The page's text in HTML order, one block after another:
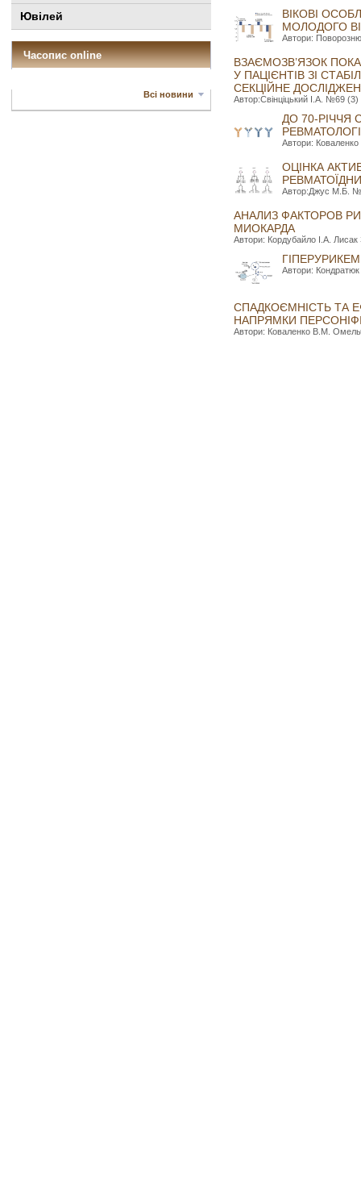
Ювілей
Часопис online
Всі новини
ВІКОВІ
МОЛОДОГО
Автори:
ВЗАЄМОЗВ’ЯЗОК
У ПАЦІЄНТІВ ЗІ
СЕКЦІЙНЕ
Автор:Свінціцький І.А. №69
ДО 70-РІЧЧЯ
Автори:
ОЦІНКА
Автор:Джус М.Б.
АНАЛИЗ ФАКТОРОВ
МИОКАРДА
Автори: Кордубайло І.А.
Автори:
СПАДКОЄМНІСТЬ ТА
НАПРЯМКИ
Автори: Коваленко В.М.